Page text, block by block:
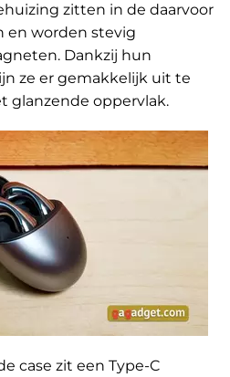
zitten in de daarvoor
en worden stevig
Dankzij hun
ze er gemakkelijk uit te
glanzende oppervlak.
case zit een Type-C